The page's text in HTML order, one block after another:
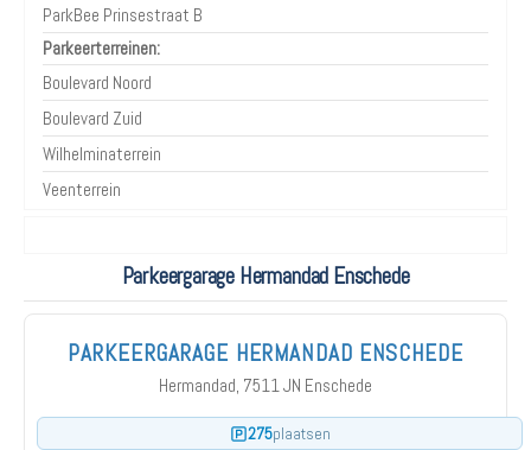
ParkBee Prinsestraat B
Parkeerterreinen:
Boulevard Noord
Boulevard Zuid
Wilhelminaterrein
Veenterrein
Parkeergarage Hermandad Enschede
PARKEERGARAGE HERMANDAD ENSCHEDE
Hermandad, 7511 JN Enschede
275plaatsen